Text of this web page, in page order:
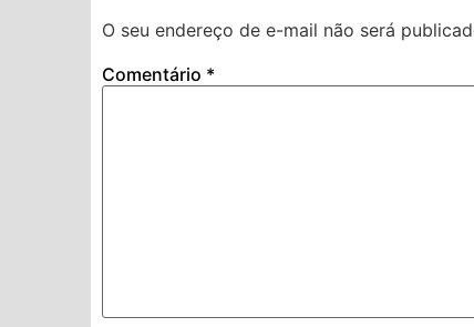
O seu endereço de e-mail não será
Comentário *